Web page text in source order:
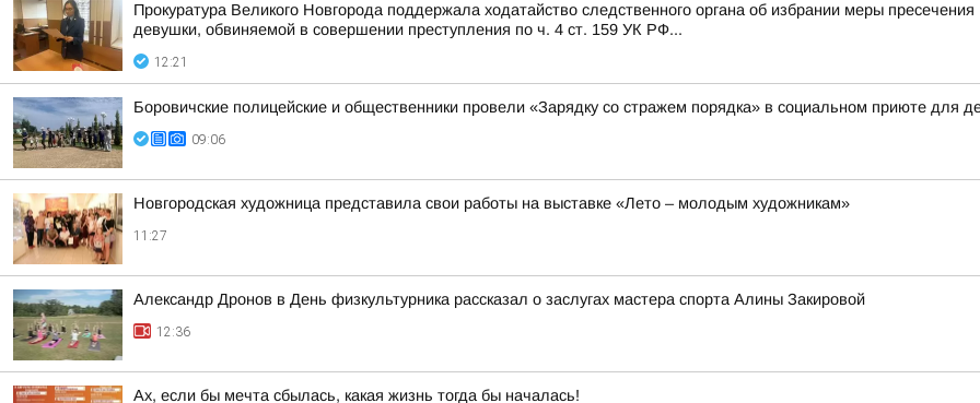
Прокуратура Великого Новгорода поддержала ходатайство следственного органа об избрании меры
девушки, обвиняемой в совершении преступления по ч. 4 ст. 159 УК РФ...
12:21
Боровичские полицейские и общественники провели «Зарядку со стражем порядка» в социальном приюте для
09:06
Новгородская художница представила свои работы на выставке «Лето – молодым художникам»
11:27
Александр Дронов в День физкультурника рассказал о заслугах мастера спорта Алины Закировой
12:36
Ах, если бы мечта сбылась, какая жизнь тогда бы началась!